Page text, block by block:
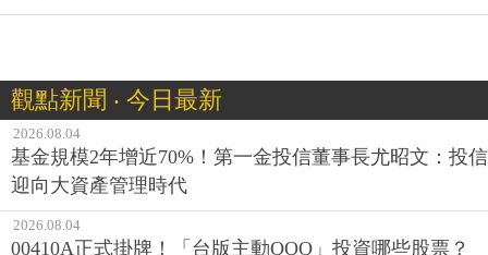
觀點新聞 ‧ 今日最新
2026.08.04
基金規模2年增近70%！第一金投信董事長尤昭文：投信
迎向大資產管理時代
2026.08.04
00410A正式掛牌！「台版主動QQQ」投資哪些股票？